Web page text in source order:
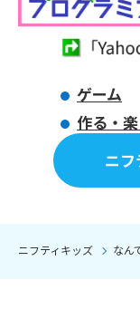
ゲーム
作る・
ニ
ニフティキッズ なん